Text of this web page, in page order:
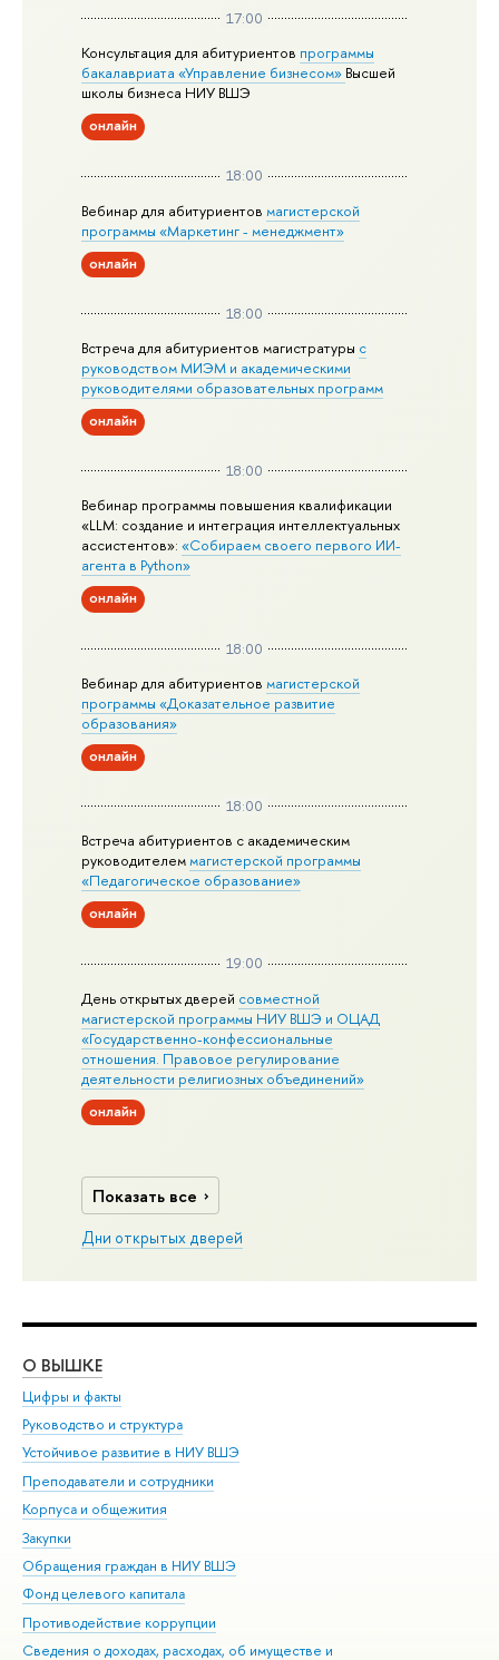
17:00
Консультация для абитуриентов программы
бакалавриата «Управление бизнесом» Высшей
школы бизнеса НИУ ВШЭ
онлайн
18:00
Вебинар для абитуриентовмагистерской
программы «Маркетинг - менеджмент»
онлайн
18:00
Встреча для абитуриентов магистратуры с
руководством МИЭМ и академическими
руководителями образовательных программ
онлайн
18:00
Вебинар программы повышения квалификации
«LLM: создание и интеграция интеллектуальных
ассистентов»:«Собираем своего первого ИИ-
агента в Python»
онлайн
18:00
Вебинар для абитуриентовмагистерской
программы «Доказательное развитие
образования»
онлайн
18:00
Встреча абитуриентов с академическим
руководителеммагистерской программы
«Педагогическое образование»
онлайн
19:00
День открытых дверей совместной
магистерской программы НИУ ВШЭ и ОЦАД
«Государственно-конфессиональные
отношения. Правовое регулирование
деятельности религиозных объединений»
онлайн
Показать все
Дни открытых дверей
О ВЫШКЕ
Цифры и факты
Руководство и структура
Устойчивое развитие в НИУ ВШЭ
Преподаватели и сотрудники
Корпуса и общежития
Закупки
Обращения граждан в НИУ ВШЭ
Фонд целевого капитала
Противодействие коррупции
Сведения о доходах, расходах, об имуществе и